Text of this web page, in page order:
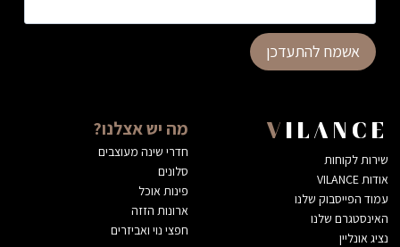
אשמח להתעדכן
VILANCE
שירות לקוחות
אודות VILANCE
עמוד הפייסבוק שלנו
האינסטגרם שלנו
נציג אונליין
מה יש אצלנו?
חדרי שינה מעוצבים
סלונים
פינות אוכל
ארונות הזזה
חפצי נוי ואביזרים